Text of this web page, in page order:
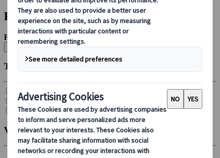
Filters
Filter op:
Alle filters wissen
Type reis
Groepsreis ( 7
Individuele reis ( 26)
Reis per huurauto (4)
Vertrekmaand